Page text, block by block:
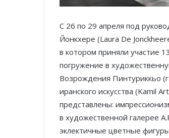
C 26 по 29 апреля под
Йонкхере (Laura De
в котором приняли участие
погружение в
Возрождения Пинтуриккьо
иранского искусства (Kamil
представлены:
в художественной галерее
эклектичные цветные